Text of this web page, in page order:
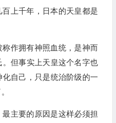
上千年，日本的天皇都是
作拥有神照血统，是神而
但事实上天皇这个名字也
自己，只是统治阶级的一
主要的原因是这样必须担